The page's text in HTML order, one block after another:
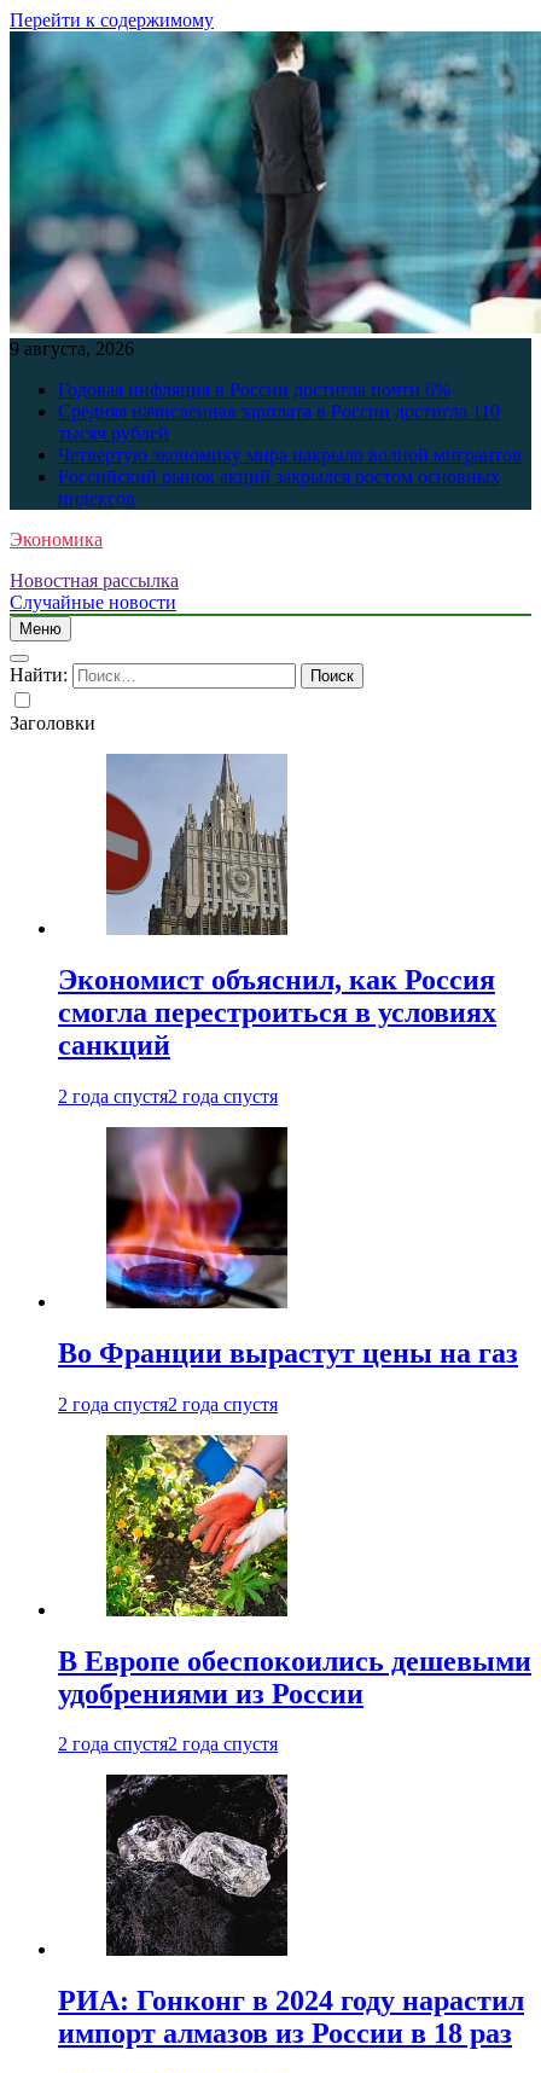
Перейти к содержимому
9 августа, 2026
Годовая инфляция в России достигла почти 6%
Средняя начисленная зарплата в России достигла 110
тысяч рублей
Четвертую экономику мира накрыло волной мигрантов
Российский рынок акций закрылся ростом основных
индексов
Экономика
Новостная рассылка
Случайные новости
Меню
Найти:
Заголовки
Экономист объяснил, как Россия
смогла перестроиться в условиях
санкций
2 года спустя2 года спустя
Во Франции вырастут цены на газ
2 года спустя2 года спустя
В Европе обеспокоились дешевыми
удобрениями из России
2 года спустя2 года спустя
РИА: Гонконг в 2024 году нарастил
импорт алмазов из России в 18 раз